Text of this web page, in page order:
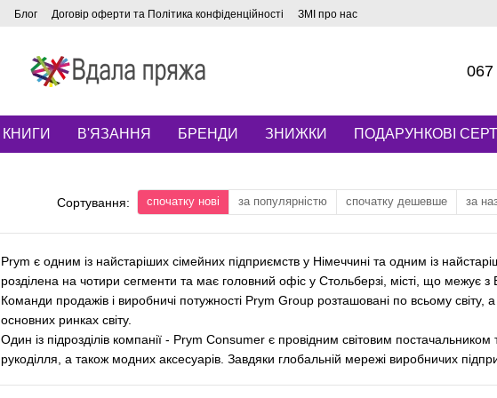
Блог Договір оферти та Політика конфіденційності ЗМІ про нас
067
КНИГИ В'ЯЗАННЯ БРЕНДИ ЗНИЖКИ ПОДАРУНКОВІ
Сортування: спочатку нові за популярністю спочатку дешевше за
Prym є одним із найстаріших сімейних підприємств у Німеччині та одним із
розділена на чотири сегменти та має головний офіс у Стольберзі, місті, що межує з
Команди продажів і виробничі потужності Prym Group розташовані по всьому світу,
основних ринках світу.
Один із підрозділів компанії - Prym Consumer є провідним світовим постачальником
рукоділля, а також модних аксесуарів. Завдяки глобальній мережі виробничих